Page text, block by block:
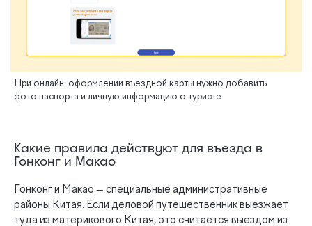
При онлайн-оформлении въездной карты нужно добавить
фото паспорта и личную информацию о туристе.
Какие правила действуют для въезда в
Гонконг и Макао
Гонконг и Макао — специальные административные
районы Китая. Если деловой путешественник выезжает
туда из материкового Китая, это считается выездом из